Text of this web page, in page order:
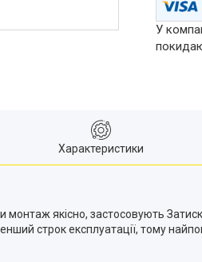
У
Характеристики
якісно, застосовують
строк експлуатації, тому